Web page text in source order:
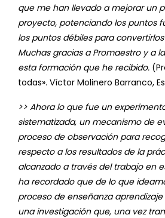
que me han llevado a mejorar un
proyecto, potenciando los puntos
los puntos débiles para
Muchas gracias a Promaestro y a
esta formación que he recibido.
todas». Víctor Molinero Barranco,
>> Ahora lo que fue un
sistematizada, un mecanismo de
proceso de observación para
respecto a los resultados de la
alcanzado a través del trabajo en
ha recordado que de lo que
proceso de enseñanza
una investigación que, una vez